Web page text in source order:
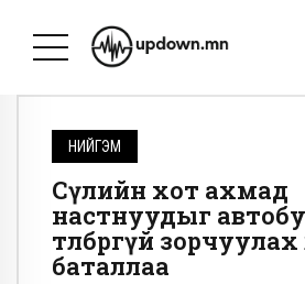
НИЙГЭМ
Сөүлийн хот ахмад
настнуудыг
төлбөргүй
баталлаа